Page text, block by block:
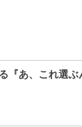
『あ、これ選